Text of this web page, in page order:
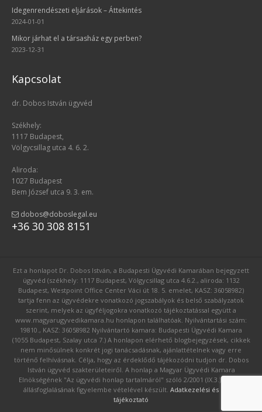
Idegenrendészeti eljárások – Áttekintés
2024-01-01
Mikor járhat el a társasház egy perben?
2023-12-31
Kapcsolat
dr. Dobos István ügyvéd
Székhely:
1117 Budapest,
Völgycsillag utca 4. 6. 2.
Aliroda:
1027 Budapest
Bem József utca 9. 3. em.
dobos@doboslegal.eu
+36 30 308 8151
Ezt a honlapot Dr. Dobos István, a Budapesti Ügyvédi Kamarában bejegyzett
ügyvéd (székhely: 1117 Budapest, Völgycsillag utca 4.6.2., aliroda: 1132
Budapest, Westpoint Office Center Váci út 18. 5. emelet, KASZ: 36058982)
tartja fenn az ügyvédekre vonatkozó jogszabályok és belső szabályzatok
szerint, melyek az ügyféljogokra vonatkozó tájékoztatással együtt a
www.magyarugyvedikamara.hu honlapon találhatóak. Nyilvántartási szám:
19810., KASZ: 36058982 Nyilvántartó kamara: Budapesti Ügyvédi Kamara
(1055 Budapest, Szalay utca 7.) A honlapon elérhető blogbejegyzések, cikkek
nem minősülnek konkrét jogi tanácsadásnak, ajánlattételnek vagy erre
történő felhívásnak. Célja, hogy az érdeklődő tájékozódni tudjon dr. Dobos
István ügyvéd szakterületeiről. A honlap a Magyar Ügyvédi Kamara
Elnökségének "Az ügyvédi honlap tartalmáról" szóló 2/2001 (IX.3.) számú
állásfoglalásának figyelembe vételével készült. Adatkezelési és GDPR
tájékoztató